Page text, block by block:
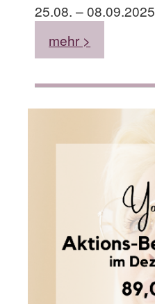
25.08. – 08.09.2025
mehr >